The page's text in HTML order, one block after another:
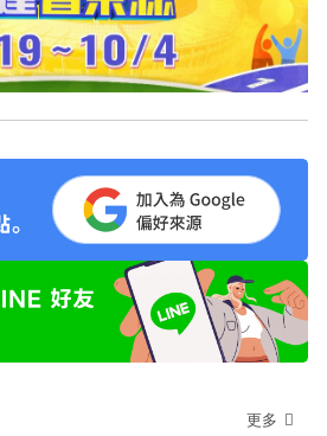
更多